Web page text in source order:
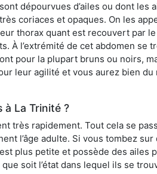
dépourvues d’ailes ou dont les
coriaces et opaques. On les
thorax quant est recouvert par
À l’extrémité de cet abdomen
pour la plupart bruns ou noirs,
leur agilité et vous aurez bien
à La Trinité ?
très rapidement. Tout cela se
l’âge adulte. Si vous tombez
plus petite et possède des
soit l’état dans lequel ils se